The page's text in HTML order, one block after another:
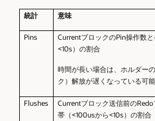
統計 意味
Pins CurrentブロックのPin操作数
<10s）の割合
時間が長い場合は、ホルダー
ク）解放が遅くなっている可
Flushes Currentブロック送信前の
帯（<100usから<10s）の割合